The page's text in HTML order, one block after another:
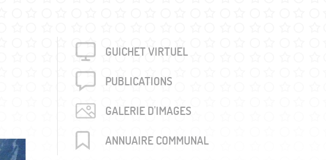
Objets trouvés
Carte jounalière dégriffée commune
Sociétés locales
GUICHET VIRTUEL
PUBLICA­TIONS
GALERIE D'IMAGES
ANNUAIRE COMMUNAL